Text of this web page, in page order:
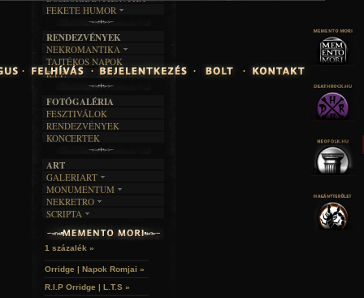
INTERJÚK
FORDÍTÁSOK
DALSZÖVEGEK
FILM
MŰVÉSZET
ÍRÁSTÖRTÉNET
FEKETE HUMOR
SZÖVEGES
RENDEZVÉNYEK
NEKROMANTIKA
AKTUÁLIS
A MÚLT
TAJTÉKOS NAPOK
R.I.P.
FOTÓGALÉRIA
FESZTIVÁLOK
RENDEZVÉNYEK
KONCERTEK
ART
GALERIART
ARTGALERI
KÉPREGÉNYEK
LAKÁSKULTS
MONUMENTUM
TEMETŐK
TEMPLOMOK
VÁRAK
HELYEK
NEKRETRO
SZUBKULT
FEKETE LYUK
RELIKVIÁK
SCRIPTA
NOVELLÁK
VERSEK
1 százalék »
Orridge | Napok Romjai »
R.I.P Orridge | L.T.S »